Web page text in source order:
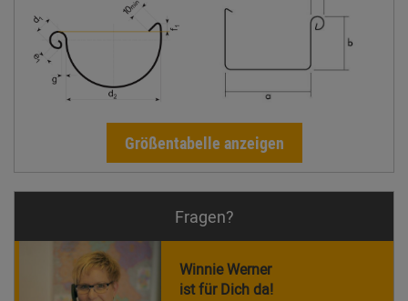
Größentabelle anzeigen
Fragen?
Winnie Werner
ist für Dich da!